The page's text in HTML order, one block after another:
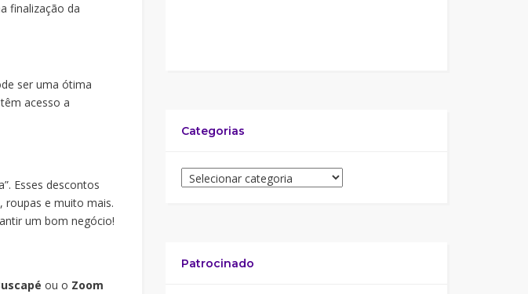
finalização da
ser uma ótima
acesso a
Esses descontos
roupas e muito mais.
um bom negócio!
ou o Zoom
Categorias
Patrocinado